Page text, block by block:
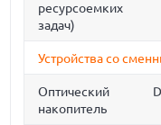
ресурсоемких
задач)
Устройства со
Оптический
накопитель